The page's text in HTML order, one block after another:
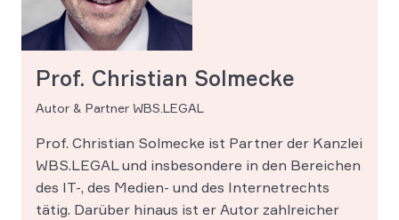
Prof. Christian Solmecke
Autor & Partner WBS.LEGAL
Prof. Christian Solmecke ist Partner der Kanzlei
WBS.LEGAL und insbesondere in den Bereichen
des IT-, des Medien- und des Internetrechts
tätig. Darüber hinaus ist er Autor zahlreicher